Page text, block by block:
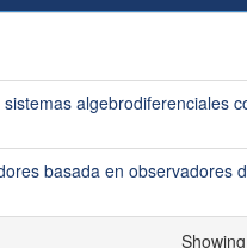
algebrodiferenciales
basada en observadores